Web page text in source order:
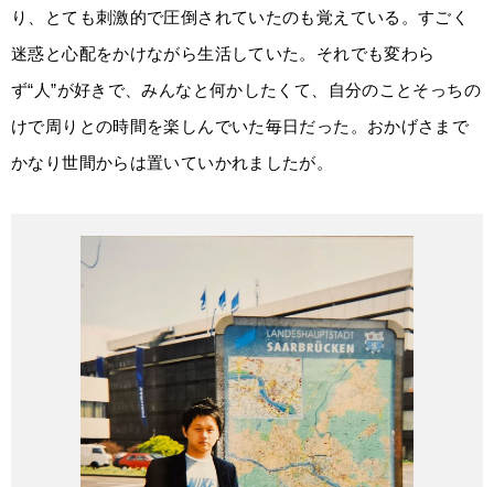
り、とても刺激的で圧倒されていたのも覚えている。すごく
迷惑と心配をかけながら生活していた。それでも変わら
ず“人”が好きで、みんなと何かしたくて、自分のことそっちの
けで周りとの時間を楽しんでいた毎日だった。おかげさまで
かなり世間からは置いていかれましたが。